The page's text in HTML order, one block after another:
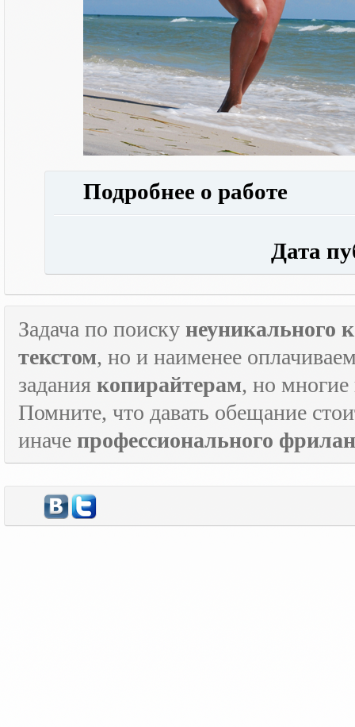
Подробнее о работе
Дата
Задача по поиску неуникального
текстом, но и наименее
задания копирайтерам, но многие
Помните, что давать обещание
иначе профессионального